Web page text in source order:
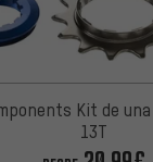
Kit de
13T